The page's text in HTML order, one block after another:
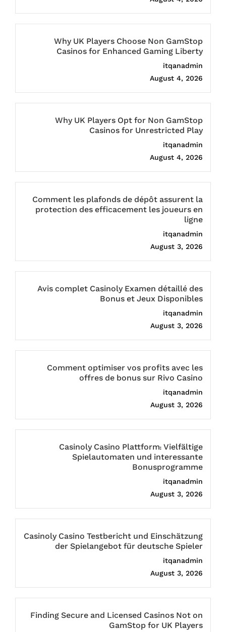
Why UK Players Choose Non GamStop
Casinos for Enhanced Gaming Liberty
itqanadmin
August 4, 2026
Why UK Players Opt for Non GamStop
Casinos for Unrestricted Play
itqanadmin
August 4, 2026
Comment les plafonds de dépôt assurent la
protection des efficacement les joueurs en
ligne
itqanadmin
August 3, 2026
Avis complet Casinoly Examen détaillé des
Bonus et Jeux Disponibles
itqanadmin
August 3, 2026
Comment optimiser vos profits avec les
offres de bonus sur Rivo Casino
itqanadmin
August 3, 2026
Casinoly Casino Plattform: Vielfältige
Spielautomaten und interessante
Bonusprogramme
itqanadmin
August 3, 2026
Casinoly Casino Testbericht und Einschätzung
der Spielangebot für deutsche Spieler
itqanadmin
August 3, 2026
Finding Secure and Licensed Casinos Not on
GamStop for UK Players